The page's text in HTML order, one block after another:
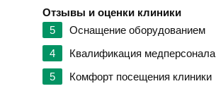
Отзывы и оценки клиники
5
Оснащение оборудованием
4
Квалификация медперсонала
5
Комфорт посещения клиники